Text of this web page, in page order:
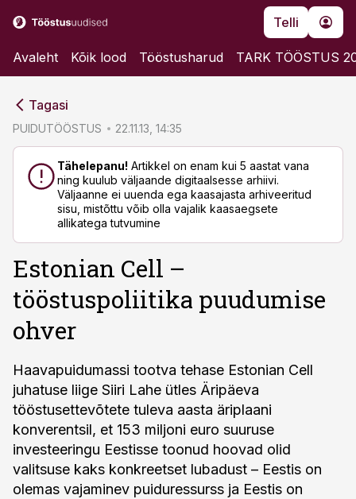
Telli
Avaleht Kõik lood Tööstusharud TARK TÖÖSTUS
Tagasi
PUIDUTÖÖSTUS 22.11.13, 14:35
Tähelepanu! Artikkel on enam kui 5 aastat vana
ning kuulub väljaande digitaalsesse arhiivi.
Väljaanne ei uuenda ega kaasajasta arhiveeritud
sisu, mistõttu võib olla vajalik kaasaegsete
allikatega tutvumine
Estonian Cell –
tööstuspoliitika puudumise
ohver
Haavapuidumassi tootva tehase Estonian Cell
juhatuse liige Siiri Lahe ütles Äripäeva
tööstusettevõtete tuleva aasta äriplaani
konverentsil, et 153 miljoni euro suuruse
investeeringu Eestisse toonud hoovad olid
valitsuse kaks konkreetset lubadust – Eestis on
olemas vajaminev puiduressurss ja Eestis on